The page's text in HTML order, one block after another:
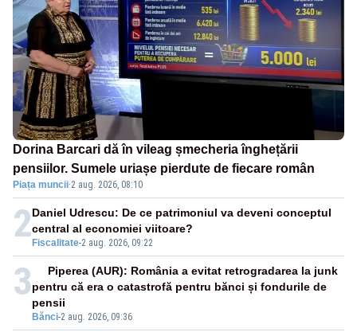
Dorina Barcari dă în vileag șmecheria înghețării
pensiilor. Sumele uriașe pierdute de fiecare român
Piața muncii·2 aug. 2026, 08:10
2 Fiscalitate-2 aug. 2026, 09:22
Daniel Udrescu: De ce patrimoniul va deveni conceptul
central al economiei viitoare?
3
Bănci-2 aug. 2026, 09:36
Piperea (AUR): România a evitat retrogradarea la junk
pentru că era o catastrofă pentru bănci și fondurile de
pensii